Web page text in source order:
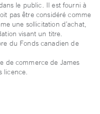
le public. Il est fourni à
pas être considéré comme
une sollicitation d’achat,
visant un titre.
du Fonds canadien de
de commerce de James
licence.